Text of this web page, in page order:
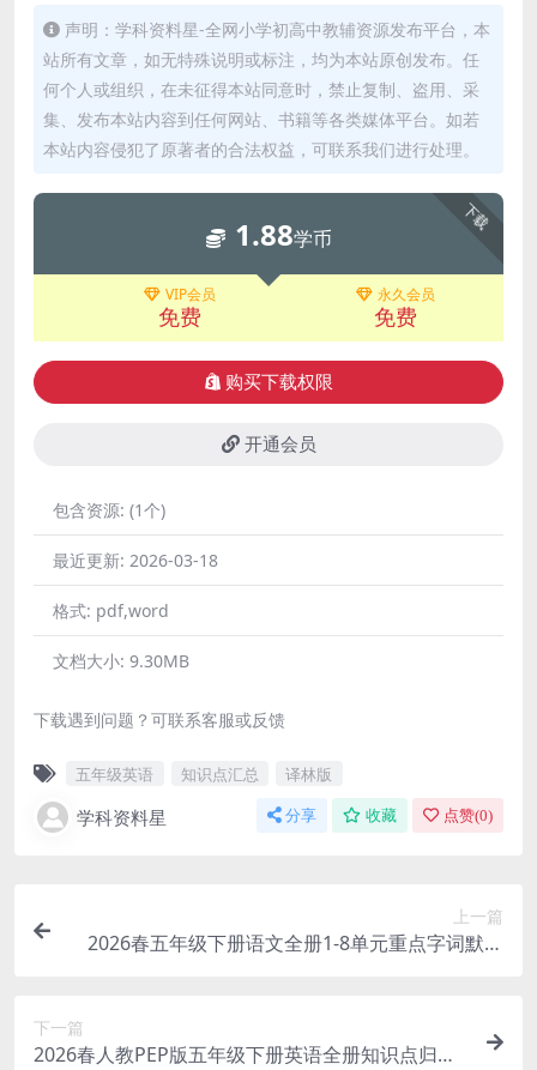
声明：学科资料星-全网小学初高中教辅资源发布平台，本
站所有文章，如无特殊说明或标注，均为本站原创发布。任
何个人或组织，在未征得本站同意时，禁止复制、盗用、采
集、发布本站内容到任何网站、书籍等各类媒体平台。如若
本站内容侵犯了原著者的合法权益，可联系我们进行处理。
下载
1.88学币
VIP会员
免费
永久会员
免费
购买下载权限
开通会员
包含资源: (1个)
最近更新: 2026-03-18
格式: pdf,word
文档大小: 9.30MB
下载遇到问题？可联系客服或反馈
五年级英语 知识点汇总 译林版
学科资料星 分享 收藏 点赞(0)
上一篇
2026春五年级下册语文全册1-8单元重点字词默写
下一篇
2026春人教PEP版五年级下册英语全册知识点归纳